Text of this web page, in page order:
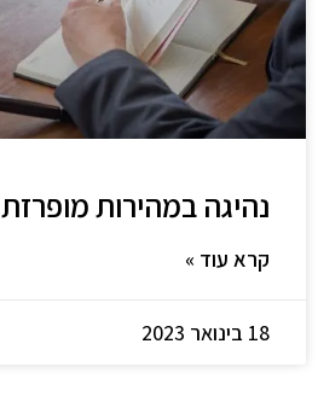
נהיגה במהירות מופרזת
קרא עוד »
18 בינואר 2023